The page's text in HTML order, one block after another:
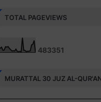
TOTAL PAGEVIEWS
483351
MURATTAL 30 JUZ AL-